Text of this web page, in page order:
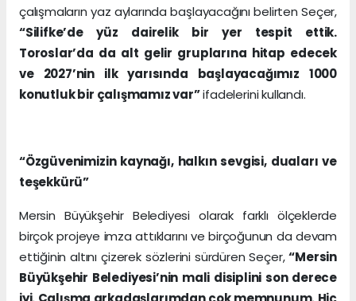
çalışmaların yaz aylarında başlayacağını belirten Seçer,
“Silifke’de yüz dairelik bir yer tespit ettik.
Toroslar’da da alt gelir gruplarına hitap edecek
ve 2027’nin ilk yarısında başlayacağımız 1000
konutluk bir çalışmamız var”ifadelerini kullandı.
“Özgüvenimizin kaynağı, halkın sevgisi, duaları ve
teşekkürü”
Mersin Büyükşehir Belediyesi olarak farklı ölçeklerde
birçok projeye imza attıklarını ve birçoğunun da devam
ettiğinin altını çizerek sözlerini sürdüren Seçer,“Mersin
Büyükşehir Belediyesi’nin mali disiplini son derece